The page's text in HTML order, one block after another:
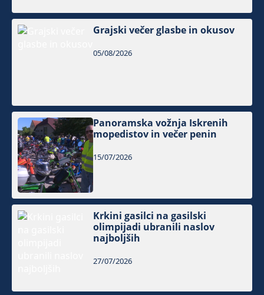
Grajski večer glasbe in okusov
05/08/2026
Panoramska vožnja Iskrenih
mopedistov in večer penin
15/07/2026
Krkini gasilci na gasilski
olimpijadi ubranili naslov
najboljših
27/07/2026